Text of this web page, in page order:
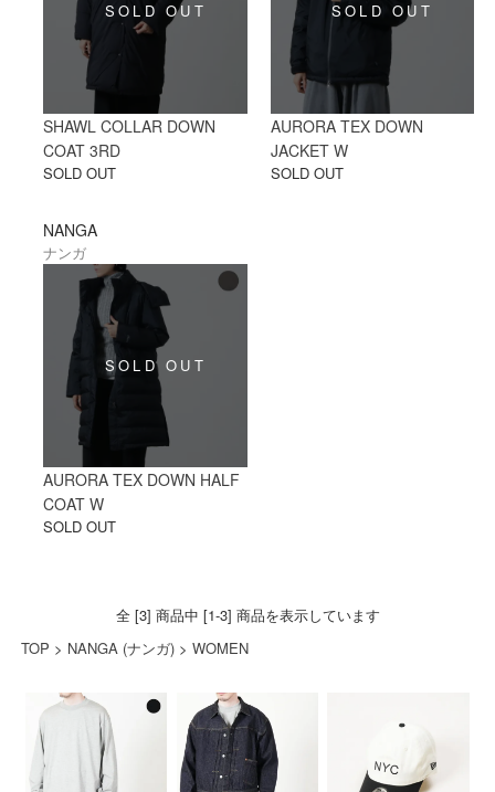
SHAWL COLLAR DOWN
COAT 3RD
SOLD OUT
AURORA TEX DOWN
JACKET W
SOLD OUT
NANGA
ナンガ
AURORA TEX DOWN HALF
COAT W
SOLD OUT
全 [3] 商品中 [1-3] 商品を表示しています
TOP > NANGA (ナンガ)> WOMEN